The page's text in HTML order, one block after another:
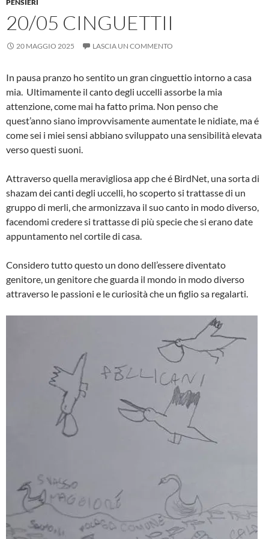
PENSIERI
20/05 CINGUETTII
20 MAGGIO 2025 LASCIA UN COMMENTO
In pausa pranzo ho sentito un gran cinguettio intorno a casa
mia. Ultimamente il canto degli uccelli assorbe la mia
attenzione, come mai ha fatto prima. Non penso che
quest’anno siano improvvisamente aumentate le nidiate, ma é
come sei i miei sensi abbiano sviluppato una sensibilità elevata
verso questi suoni.
Attraverso quella meravigliosa app che é BirdNet, una sorta di
shazam dei canti degli uccelli, ho scoperto si trattasse di un
gruppo di merli, che armonizzava il suo canto in modo diverso,
facendomi credere si trattasse di più specie che si erano date
appuntamento nel cortile di casa.
Considero tutto questo un dono dell’essere diventato
genitore, un genitore che guarda il mondo in modo diverso
attraverso le passioni e le curiosità che un figlio sa regalarti.